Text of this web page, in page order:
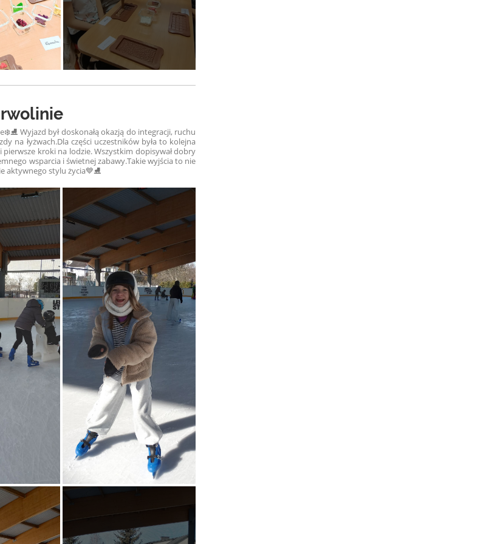
Wyjazd był doskonałą okazją do integracji, ruchu
na łyżwach.Dla części uczestników była to kolejna
kroki na lodzie. Wszystkim dopisywał dobry
wsparcia i świetnej zabawy.Takie wyjścia to nie
aktywnego stylu życia💙⛸️